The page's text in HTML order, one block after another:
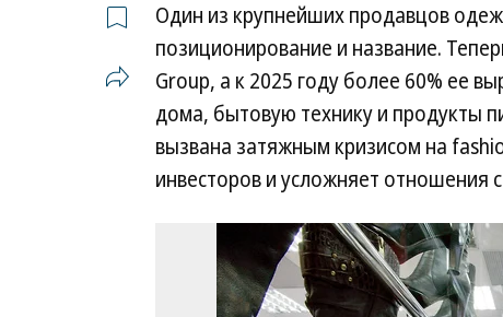
Один из крупнейших продавцов
позиционирование и название.
Group, а к 2025 году более 60% ее
дома, бытовую технику и продукты
вызвана затяжным кризисом на
инвесторов и усложняет отношения